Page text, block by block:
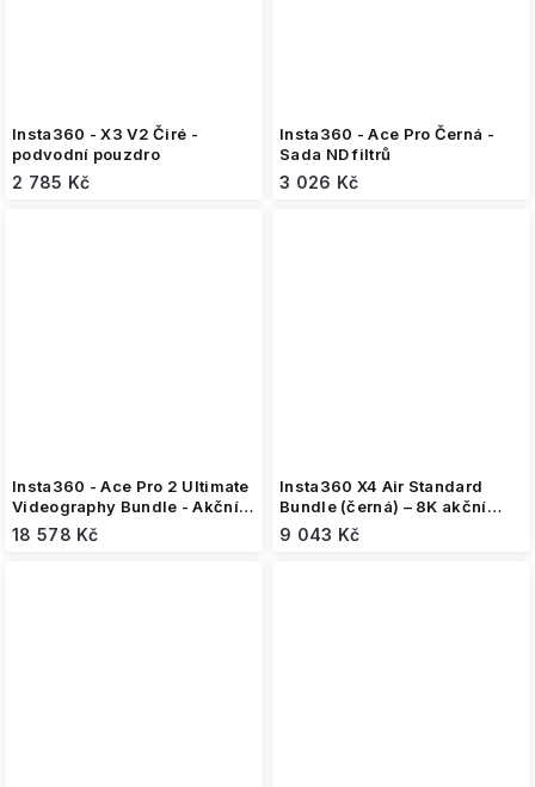
Insta360 - X3 V2 Čiré -
podvodní pouzdro
2 785 Kč
Insta360 - Ace Pro Černá -
Sada ND filtrů
3 026 Kč
Insta360 - Ace Pro 2 Ultimate
Videography Bundle - Akční
kamera
18 578 Kč
Insta360 X4 Air Standard
Bundle (černá) – 8K akční
360° kamera
9 043 Kč